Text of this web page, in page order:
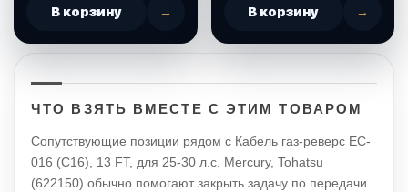
В корзину → В корзину →
ЧТО ВЗЯТЬ ВМЕСТЕ С ЭТИМ ТОВАРОМ
Сопутствующие позиции рядом с Кабель газ-реверс EC-
016 (C16), 13 FT, для 25-30 л.с. Mercury, Tohatsu
(622150) обычно помогают закрыть задачу по передачи